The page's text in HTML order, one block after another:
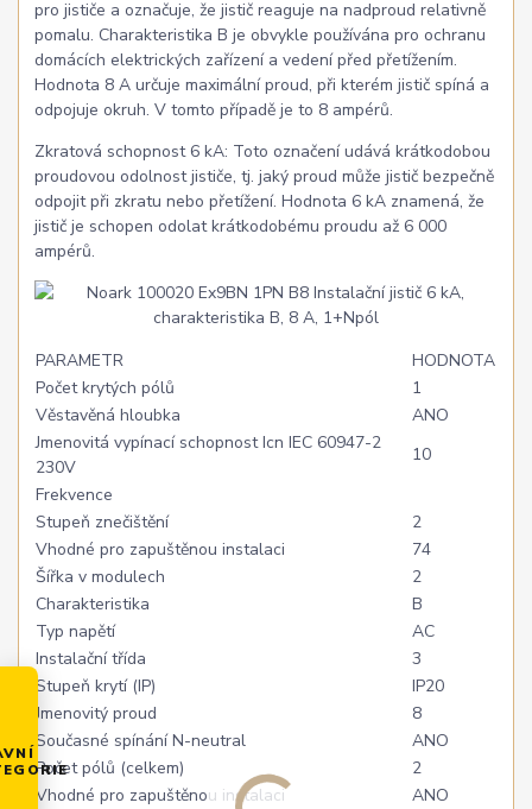
pro jističe a označuje, že jistič reaguje na nadproud relativně
pomalu. Charakteristika B je obvykle používána pro ochranu
domácích elektrických zařízení a vedení před přetížením.
Hodnota 8 A určuje maximální proud, při kterém jistič spíná a
odpojuje okruh. V tomto případě je to 8 ampérů.
Zkratová schopnost 6 kA: Toto označení udává krátkodobou
proudovou odolnost jističe, tj. jaký proud může jistič bezpečně
odpojit při zkratu nebo přetížení. Hodnota 6 kA znamená, že
jistič je schopen odolat krátkodobému proudu až 6 000
ampérů.
PARAMETR
HODNOTA
Počet krytých pólů
1
Věstavěná hloubka
ANO
Jmenovitá vypínací schopnost Icn IEC 60947-2
230V
10
Frekvence
Stupeň znečištění
2
Vhodné pro zapuštěnou instalaci
74
Šířka v modulech
2
Charakteristika
B
Typ napětí
AC
Instalační třída
3
Stupeň krytí (IP)
IP20
Jmenovitý proud
8
Současné spínání N-neutral
ANO
Počet pólů (celkem)
2
Vhodné pro zapuštěnou instalaci
ANO